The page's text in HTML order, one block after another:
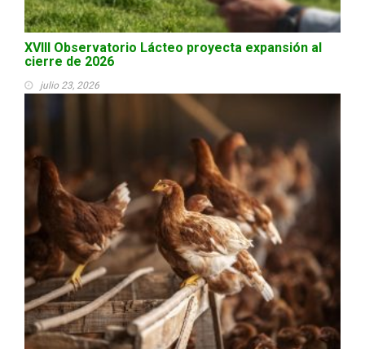
XVIII Observatorio Lácteo proyecta expansión al
cierre de 2026
julio 23, 2026